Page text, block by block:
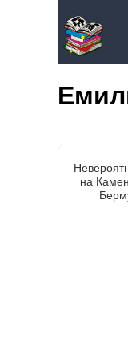
на